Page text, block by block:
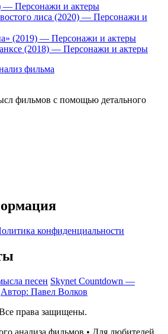
— Персонажи и актеры
лиса (2020) — Персонажи и
(2019) — Персонажи и актеры
(2018) — Персонажи и актеры
фильма
фильмов с помощью детального
конфиденциальности
песен Skynet Countdown —
Автор: Павел Волков
права защищены.
анализа фильмов • Для любителей